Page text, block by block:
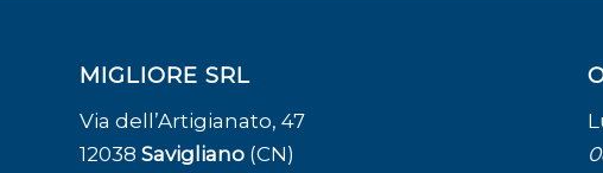
MIGLIORE SRL
Via dell’Artigianato, 47
12038 Savigliano (CN)